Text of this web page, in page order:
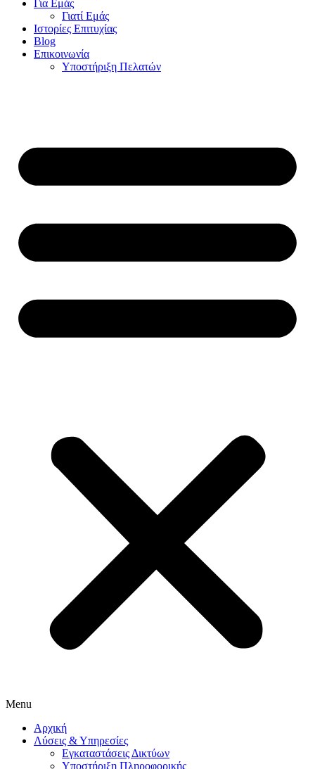
Για Εμάς
Γιατί Εμάς
Ιστορίες Επιτυχίας
Blog
Επικοινωνία
Υποστήριξη Πελατών
Menu
Αρχική
Λύσεις & Υπηρεσίες
Εγκαταστάσεις Δικτύων
Υποστήριξη Πληροφορικής